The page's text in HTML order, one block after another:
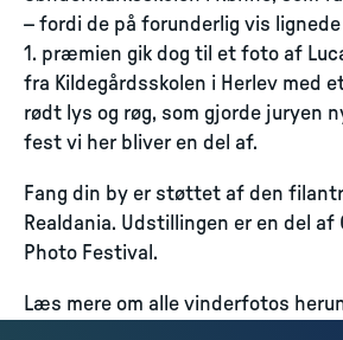
– fordi de på forunderlig vis
1. præmien gik dog til et foto af
fra Kildegårdsskolen i Herlev med
rødt lys og røg, som gjorde juryen
fest vi her bliver en del af.
Fang din by er støttet af den
Realdania. Udstillingen er en del af
Photo Festival.
Læs mere om alle vinderfotos